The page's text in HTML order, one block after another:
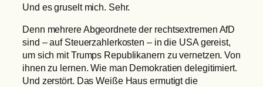
Und es gruselt mich. Sehr.
Denn mehrere Abgeordnete der rechtsextremen AfD
sind – auf Steuerzahlerkosten – in die USA gereist,
um sich mit Trumps Republikanern zu vernetzen. Von
ihnen zu lernen. Wie man Demokratien delegitimiert.
Und zerstört. Das Weiße Haus ermutigt die